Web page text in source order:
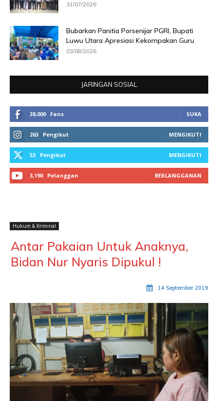
31/07/2026
Bubarkan Panitia Porsenijar PGRI, Bupati
Luwu Utara Apresiasi Kekompakan Guru
03/08/2026
JARINGAN SOSIAL
38,000 Fans SUKA
263 Pengikut MENGIKUTI
53 Pengikut MENGIKUTI
3,190 Pelanggan BERLANGGANAN